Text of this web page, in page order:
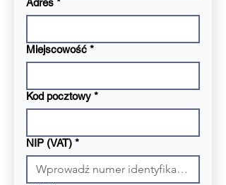
Adres *
Miejscowość *
Kod pocztowy *
NIP (VAT) *